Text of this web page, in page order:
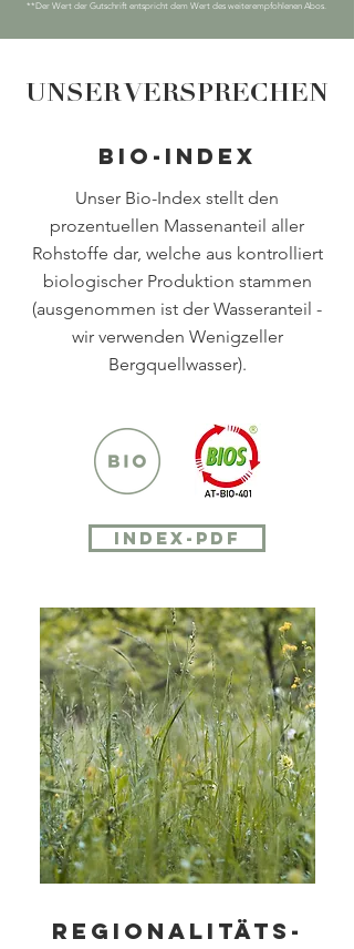
**Der Wert der Gutschrift entspricht dem Wert des weiterempfohlenen Abos.
UNSER VERSPRECHEN
BIO-INDEX
Unser Bio-Index stellt den
prozentuellen Massenanteil aller
Rohstoffe dar, welche aus kontrolliert
biologischer Produktion stammen
(ausgenommen ist der Wasseranteil -
wir verwenden Wenigzeller
Bergquellwasser).
REGIONALITÄTS-
INDEX-PDF